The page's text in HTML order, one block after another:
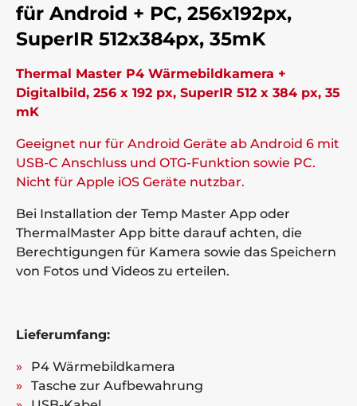
für Android + PC, 256x192px,
SuperIR 512x384px, 35mK
Thermal Master P4 Wärmebildkamera +
Digitalbild, 256 x 192 px, SuperIR 512 x 384 px, 35
mK
Geeignet nur für Android Geräte ab Android 6 mit
USB-C Anschluss und OTG-Funktion sowie PC.
Nicht für Apple iOS Geräte nutzbar.
Bei Installation der Temp Master App oder
ThermalMaster App bitte darauf achten, die
Berechtigungen für Kamera sowie das Speichern
von Fotos und Videos zu erteilen.
Lieferumfang:
P4 Wärmebildkamera
Tasche zur Aufbewahrung